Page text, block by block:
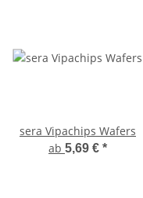
sera Vipachips Wafers
ab 5,69 € *